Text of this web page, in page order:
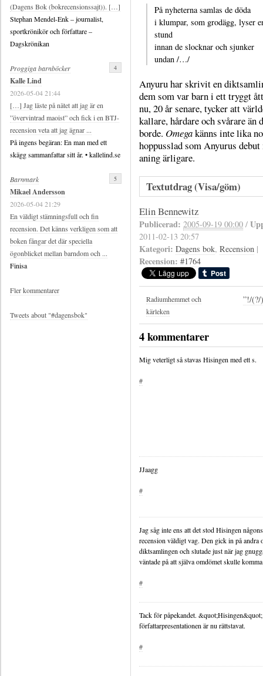
På nyheterna samlas de döda
i klumpar, som grodägg, lyser
stund
innan de slocknar och sjunker
undan /…/
Anyuru har skrivit en
dem som var barn i ett tryggt
nu, 20 år senare, tycker att
kallare, hårdare och svårare än
borde. Omegakänns inte lika
hoppusslad som Anyurus debut
aning ärligare.
Textutdrag (Visa/göm)
Elin Bennewitz
Publicerad: 2005-09-19 00:00 /
2011-02-13 20:57
Kategori: Dagens bok, Recension |
Recension: #1764
Radiumhemmet och
kärleken
”!/
4 kommentarer
Mig veterligt så stavas Hisingen med ett s.
#
JJaagg
#
Jag såg inte ens att det stod Hisingen
recension väldigt vag. Den gick in på andra
diktsamlingen och slutade just när jag
väntade på att själva omdömet skulle
#
Tack för påpekandet.
författarpresentationen är nu rättstavat.
#
(Dagens Bok (bokrecensionssajt)). […]
Stephan Mendel-Enk – journalist,
sportkrönikör och författare –
Dagskrönikan
Proggiga barnböcker
Kalle Lind
2026-05-04 21:44
[…] Jag läste på nätet att jag är en
”övervintrad maoist” och fick i en BTJ-
recension veta att jag ägnar ...
På ingens begäran: En man med ett
skägg sammanfattar sitt år. • kallelind.se
4
Barnmark
Mikael Andersson
2026-05-04 21:29
En väldigt stämningsfull och fin
recension. Det känns verkligen som att
boken fångar det där speciella
ögonblicket mellan barndom och ...
Finisa
5
Fler kommentarer
Tweets about "#dagensbok"